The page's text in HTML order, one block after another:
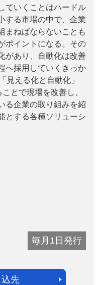
ていくことはハードル
する市場の中で、企業
まねばならないことも
ポイントになる。その
があり、自動化は改善
へ採用していくきっか
見える化と自動化」
とで現場を改善し、
る企業の取り組みを紹
とする各種ソリューシ
毎月1日発行
先